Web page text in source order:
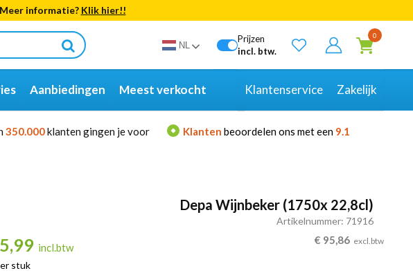
informatie? Klik hier!!
NL
Prijzen
incl. btw.
0
Aanbiedingen Meest verkocht Klantenservice Zakelijk
350.000klanten gingen je voor Klanten beoordelen ons met een 9.1
Depa Wijnbeker (1750x 22,8cl)
Artikelnummer: 71916
incl.btw
stuk
€ 95,86 excl.btw